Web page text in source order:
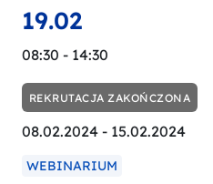
19.02
08:30 - 14:30
REKRUTACJA ZAKOŃCZONA
08.02.2024 - 15.02.2024
WEBINARIUM